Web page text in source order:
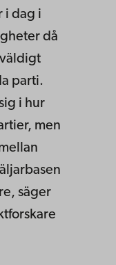
i dag i
då
parti.
i hur
men
säger